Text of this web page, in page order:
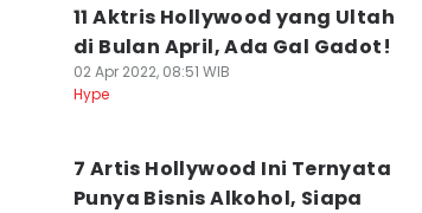
11 Aktris Hollywood yang Ultah
di Bulan April, Ada Gal Gadot!
02 Apr 2022, 08:51 WIB
Hype
7 Artis Hollywood Ini Ternyata
Punya Bisnis Alkohol, Siapa